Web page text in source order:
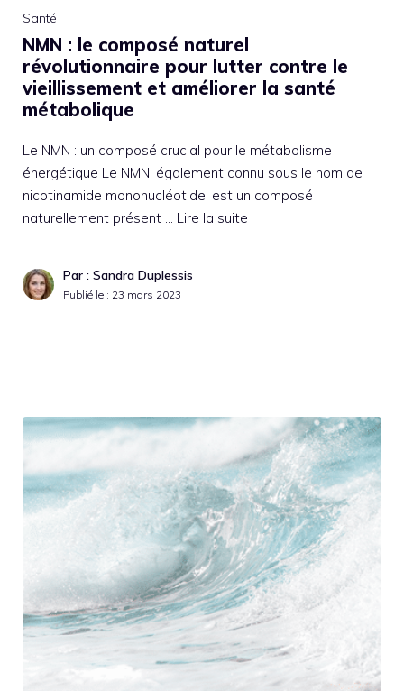
Santé
NMN : le composé naturel
révolutionnaire pour lutter contre le
vieillissement et améliorer la santé
métabolique
Le NMN : un composé crucial pour le métabolisme
énergétique Le NMN, également connu sous le nom de
nicotinamide mononucléotide, est un composé
naturellement présent … Lire la suite
Par : Sandra Duplessis
Publié le : 23 mars 2023